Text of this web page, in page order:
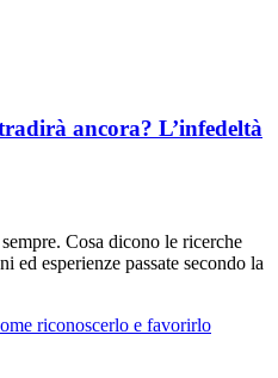
ancora? L’infedeltà
Cosa dicono le ricerche
ed esperienze passate secondo la